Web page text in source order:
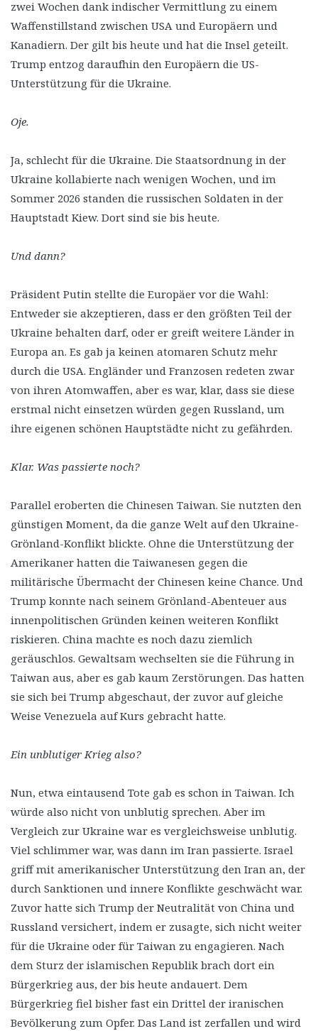
zwei Wochen dank indischer Vermittlung zu einem
Waffenstillstand zwischen USA und Europäern und
Kanadiern. Der gilt bis heute und hat die Insel geteilt.
Trump entzog daraufhin den Europäern die US-
Unterstützung für die Ukraine.
Oje.
Ja, schlecht für die Ukraine. Die Staatsordnung in der
Ukraine kollabierte nach wenigen Wochen, und im
Sommer 2026 standen die russischen Soldaten in der
Hauptstadt Kiew. Dort sind sie bis heute.
Und dann?
Präsident Putin stellte die Europäer vor die Wahl:
Entweder sie akzeptieren, dass er den größten Teil der
Ukraine behalten darf, oder er greift weitere Länder in
Europa an. Es gab ja keinen atomaren Schutz mehr
durch die USA. Engländer und Franzosen redeten zwar
von ihren Atomwaffen, aber es war, klar, dass sie diese
erstmal nicht einsetzen würden gegen Russland, um
ihre eigenen schönen Hauptstädte nicht zu gefährden.
Klar. Was passierte noch?
Parallel eroberten die Chinesen Taiwan. Sie nutzten den
günstigen Moment, da die ganze Welt auf den Ukraine-
Grönland-Konflikt blickte. Ohne die Unterstützung der
Amerikaner hatten die Taiwanesen gegen die
militärische Übermacht der Chinesen keine Chance. Und
Trump konnte nach seinem Grönland-Abenteuer aus
innenpolitischen Gründen keinen weiteren Konflikt
riskieren. China machte es noch dazu ziemlich
geräuschlos. Gewaltsam wechselten sie die Führung in
Taiwan aus, aber es gab kaum Zerstörungen. Das hatten
sie sich bei Trump abgeschaut, der zuvor auf gleiche
Weise Venezuela auf Kurs gebracht hatte.
Ein unblutiger Krieg also?
Nun, etwa eintausend Tote gab es schon in Taiwan. Ich
würde also nicht von unblutig sprechen. Aber im
Vergleich zur Ukraine war es vergleichsweise unblutig.
Viel schlimmer war, was dann im Iran passierte. Israel
griff mit amerikanischer Unterstützung den Iran an, der
durch Sanktionen und innere Konflikte geschwächt war.
Zuvor hatte sich Trump der Neutralität von China und
Russland versichert, indem er zusagte, sich nicht weiter
für die Ukraine oder für Taiwan zu engagieren. Nach
dem Sturz der islamischen Republik brach dort ein
Bürgerkrieg aus, der bis heute andauert. Dem
Bürgerkrieg fiel bisher fast ein Drittel der iranischen
Bevölkerung zum Opfer. Das Land ist zerfallen und wird